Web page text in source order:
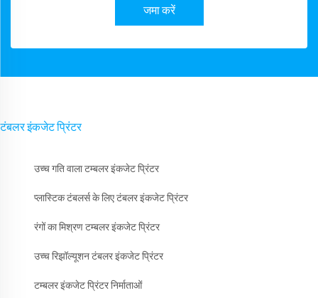
जमा करें
टंबलर इंकजेट प्रिंटर
उच्च गति वाला टम्बलर इंकजेट प्रिंटर
प्लास्टिक टंबलर्स के लिए टंबलर इंकजेट प्रिंटर
रंगों का मिश्रण टम्बलर इंकजेट प्रिंटर
उच्च रिझॉल्यूशन टंबलर इंकजेट प्रिंटर
टम्बलर इंकजेट प्रिंटर निर्माताओं